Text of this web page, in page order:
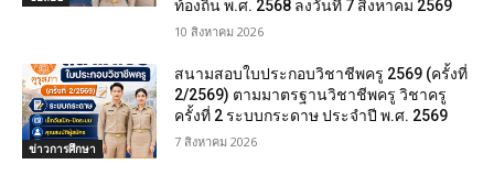
ท้องถิ่น พ.ศ. 2568 ลงวันที่ 7 สิงหาคม 2569
10 สิงหาคม 2026
ข่าวการศึกษา
สนามสอบใบประกอบวิชาชีพครู 2569 (ครั้งที่
2/2569) ตามมาตรฐานวิชาชีพครู วิชาครู
ครั้งที่ 2 ระบบกระดาษ ประจำปี พ.ศ. 2569
7 สิงหาคม 2026